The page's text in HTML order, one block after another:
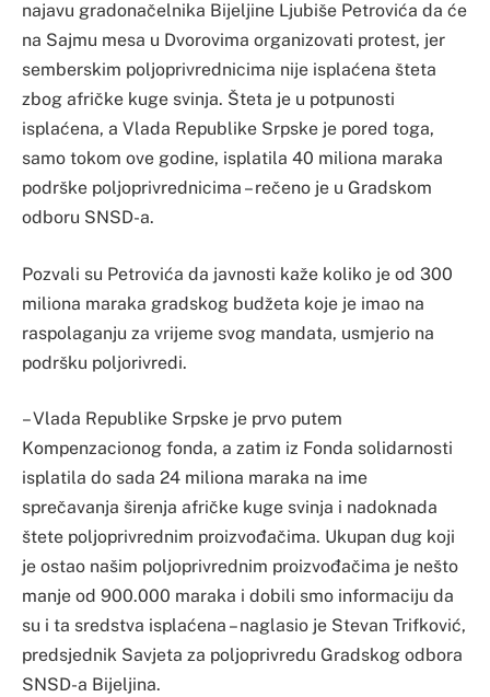
najavu gradonačelnika Bijeljine Ljubiše Petrovića da će
na Sajmu mesa u Dvorovima organizovati protest, jer
semberskim poljoprivrednicima nije isplaćena šteta
zbog afričke kuge svinja. Šteta je u potpunosti
isplaćena, a Vlada Republike Srpske je pored toga,
samo tokom ove godine, isplatila 40 miliona maraka
podrške poljoprivrednicima – rečeno je u Gradskom
odboru SNSD-a.
Pozvali su Petrovića da javnosti kaže koliko je od 300
miliona maraka gradskog budžeta koje je imao na
raspolaganju za vrijeme svog mandata, usmjerio na
podršku poljorivredi.
– Vlada Republike Srpske je prvo putem
Kompenzacionog fonda, a zatim iz Fonda solidarnosti
isplatila do sada 24 miliona maraka na ime
sprečavanja širenja afričke kuge svinja i nadoknada
štete poljoprivrednim proizvođačima. Ukupan dug koji
je ostao našim poljoprivrednim proizvođačima je nešto
manje od 900.000 maraka i dobili smo informaciju da
su i ta sredstva isplaćena – naglasio je Stevan Trifković,
predsjednik Savjeta za poljoprivredu Gradskog odbora
SNSD-a Bijeljina.